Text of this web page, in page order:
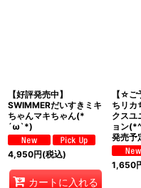
【好評発売中】
SWIMMERだいすきミキ
ちゃんマキちゃん(*
´ω`*)
4,950円(税込)
カートに入れる
【☆
ちリカ
クスユ
ョン
発売予
1,650